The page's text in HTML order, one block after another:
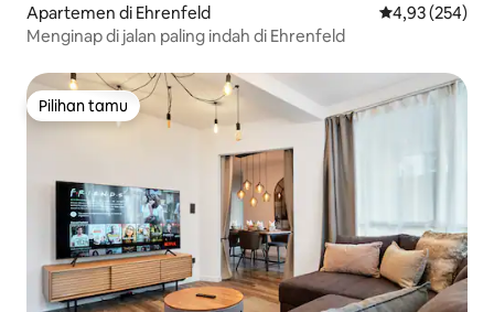
Apartemen di Ehrenfeld Nilai rata-rata
4,93 (254)
Menginap di jalan paling indah di Ehrenfeld
Pilihan tamu
Pilihan tamu